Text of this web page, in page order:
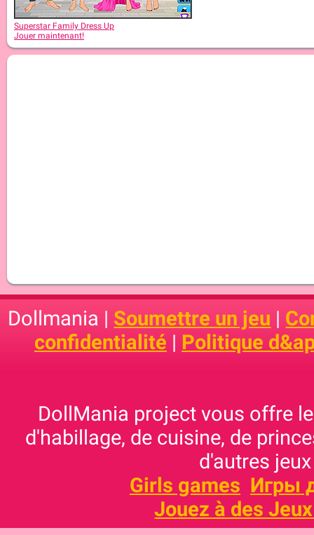
Superstar Family Dress Up
Jouer maintenant!
Dollmania | Soumettre un jeu |
confidentialité | Politique
DollMania project vous offre
d'habillage, de cuisine, de
d'autres
Girls games Игры
Jouez à des